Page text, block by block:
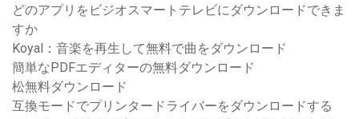
どのアプリをビジオスマートテレビにダウンロードできま
すか
Koyal：音楽を再生して無料で曲をダウンロード
簡単なPDFエディターの無料ダウンロード
松無料ダウンロード
互換モードでプリンタードライバーをダウンロードする